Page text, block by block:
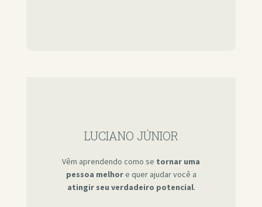
LUCIANO JÚNIOR
Vêm aprendendo como se tornar uma
pessoa melhore quer ajudar você a
atingir seu verdadeiro potencial.